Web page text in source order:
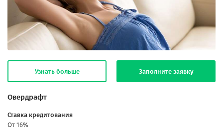
Узнать больше Заполните заявку
Овердрафт
Ставка кредитования
От 16%